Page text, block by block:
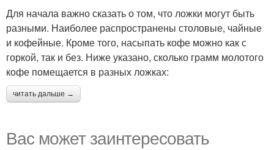
Для начала важно сказать о том, что ложки могут быть
разными. Наиболее распространены столовые, чайные
и кофейные. Кроме того, насыпать кофе можно как с
горкой, так и без. Ниже указано, сколько грамм молотого
кофе помещается в разных ложках:
читать дальше →
Вас может заинтересовать